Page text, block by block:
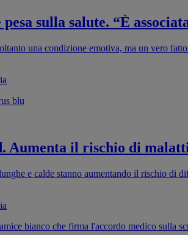
sulla salute. “È
una condizione emotiva, ma un vero
Aumenta il rischio di
e calde stanno aumentando il rischio